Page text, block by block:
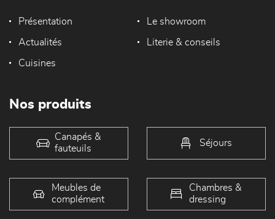
Présentation Le showroom
Actualités Literie & conseils
Cuisines
Nos produits
Canapés &
fauteuils
Séjours
Meubles de
complément
Chambres &
dressing